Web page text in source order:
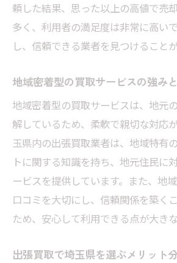
頼した結果、思った以上の高値で売
多く、利用者の満足度は非常に高い
し、信頼できる業者を見つけること
地域密着型の買取サービスの強み
地域密着型の買取サービスは、地元
解しているため、柔軟で親切な対応
玉県内の出張買取業者は、地域特有
トに関する知識を持ち、地元住民に
ービスを提供しています。また、地
口コミを大切にし、信頼関係を築く
ため、安心して利用できる点が大きな
出張買取で埼玉県を選ぶメリット